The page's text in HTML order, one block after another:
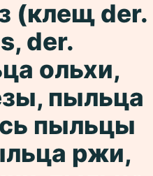
(клещ der.
der.
ольхи,
пыльца
пыльцы
ржи,